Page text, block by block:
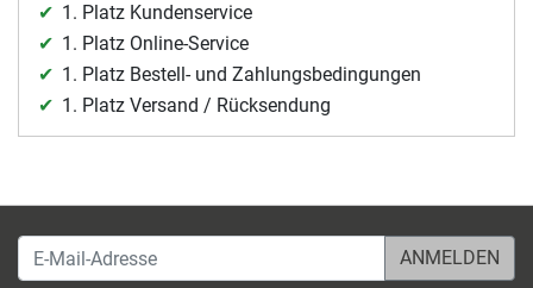
1. Platz Kundenservice
1. Platz Online-Service
1. Platz Bestell- und Zahlungsbedingungen
1. Platz Versand / Rücksendung
E-Mail-Adresse